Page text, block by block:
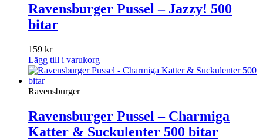
Ravensburger Pussel – Jazzy! 500
bitar
159 kr
Lägg till i varukorg
Ravensburger
Ravensburger Pussel – Charmiga
Katter & Suckulenter 500 bitar